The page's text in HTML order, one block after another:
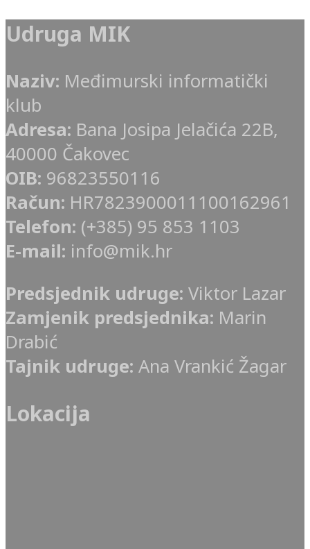
Udruga MIK
Naziv: Međimurski informatički
klub
Adresa: Bana Josipa Jelačića 22B,
40000 Čakovec
OIB: 96823550116
Račun: HR7823900011100162961
Telefon: (+385) 95 853 1103
E-mail: info@mik.hr
Predsjednik udruge: Viktor Lazar
Zamjenik predsjednika: Marin
Drabić
Tajnik udruge: Ana Vrankić Žagar
Lokacija